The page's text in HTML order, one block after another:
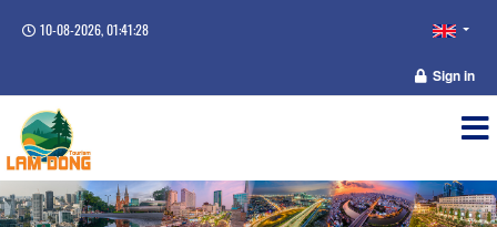
10-08-2026, 01:41:28
Sign in